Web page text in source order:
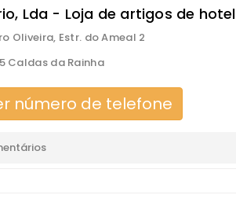
Lda - Loja de artigos de hotel
Oliveira, Estr. do Ameal 2
Caldas da Rainha
número de telefone